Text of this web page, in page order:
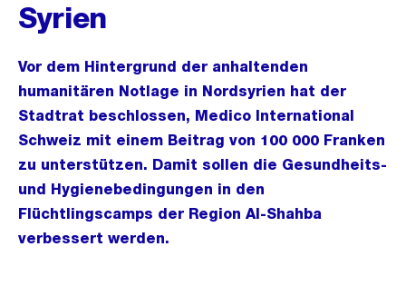
Syrien
Vor dem Hintergrund der anhaltenden
humanitären Notlage in Nordsyrien hat der
Stadtrat beschlossen, Medico International
Schweiz mit einem Beitrag von 100 000 Franken
zu unterstützen. Damit sollen die Gesundheits-
und Hygienebedingungen in den
Flüchtlingscamps der Region Al-Shahba
verbessert werden.